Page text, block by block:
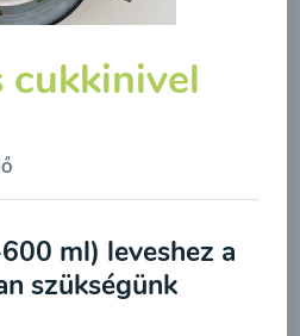
cukkinivel
ml) leveshez a
szükségünk
hírlevélre
elküldésével